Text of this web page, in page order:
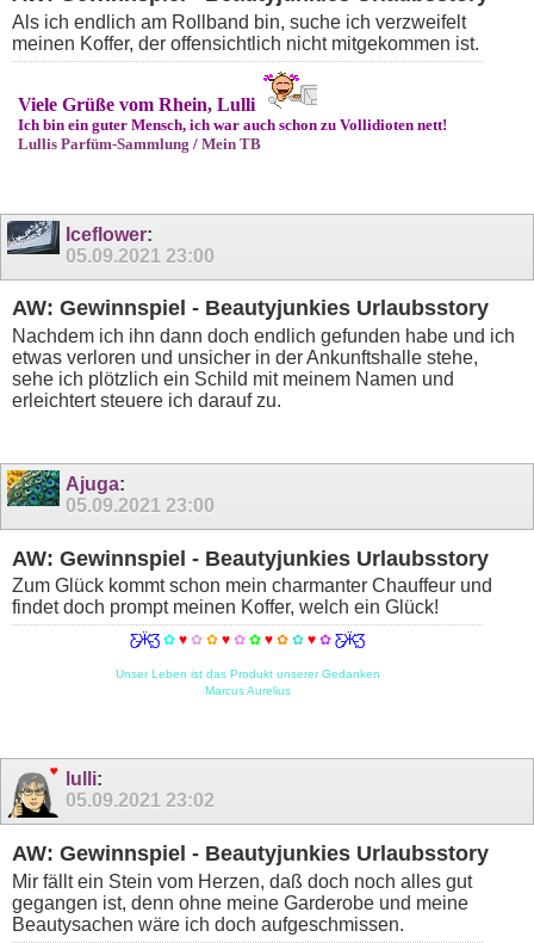
Als ich endlich am Rollband bin, suche ich verzweifelt
meinen Koffer, der offensichtlich nicht mitgekommen ist.
Viele Grüße vom Rhein, Lulli
Ich bin ein guter Mensch, ich war auch schon zu Vollidioten nett!
Lullis Parfüm-Sammlung / Mein TB
Iceflower:
05.09.2021 23:00
AW: Gewinnspiel - Beautyjunkies Urlaubsstory
Nachdem ich ihn dann doch endlich gefunden habe und ich
etwas verloren und unsicher in der Ankunftshalle stehe,
sehe ich plötzlich ein Schild mit meinem Namen und
erleichtert steuere ich darauf zu.
Ajuga:
05.09.2021 23:00
AW: Gewinnspiel - Beautyjunkies Urlaubsstory
Zum Glück kommt schon mein charmanter Chauffeur und
findet doch prompt meinen Koffer, welch ein Glück!
Ƹ̵̡Ӝ̵̨̄Ʒ ✿♥✿ ✿ ♥✿✿♥✿✿♥✿Ƹ̵̡Ӝ̵̨̄Ʒ
Unser Leben ist das Produkt unserer Gedanken
Marcus Aurelius
lulli:
05.09.2021 23:02
AW: Gewinnspiel - Beautyjunkies Urlaubsstory
Mir fällt ein Stein vom Herzen, daß doch noch alles gut
gegangen ist, denn ohne meine Garderobe und meine
Beautysachen wäre ich doch aufgeschmissen.